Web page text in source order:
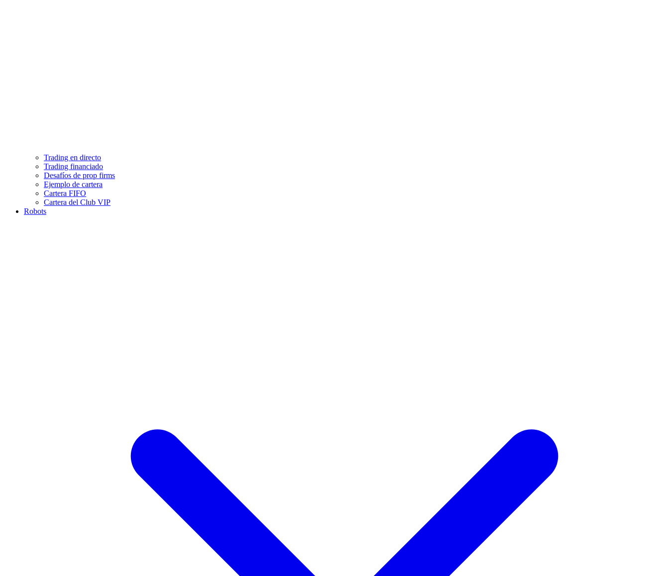
Trading en directo
Trading financiado
Desafíos de prop firms
Ejemplo de cartera
Cartera FIFO
Cartera del Club VIP
Robots